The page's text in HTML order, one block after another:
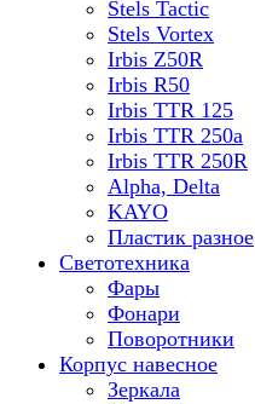
Stels Tactic
Stels Vortex
Irbis Z50R
Irbis R50
Irbis TTR 125
Irbis TTR 250a
Irbis TTR 250R
Alpha, Delta
KAYO
Пластик разное
Светотехника
Фары
Фонари
Поворотники
Корпус навесное
Зеркала